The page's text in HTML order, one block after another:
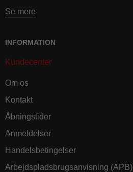
Se mere
INFORMATION
Kundecenter
Om os
Kontakt
Åbningstider
Anmeldelser
Handelsbetingelser
Arbejdspladsbrugsanvisning (APB)